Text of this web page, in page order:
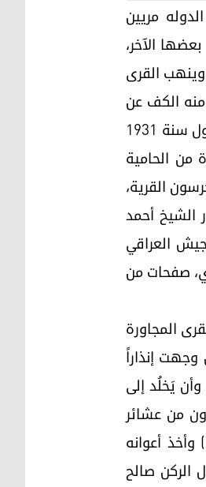
مريين
الآخر،
القرى
منه الكف عن
أعماله التي تخالف النظام وتهدد الأمن ، كان جوابه على ذلك أن باغت قائمقام (الزيبار) وبعض أفراد الشرطة ليلة 7 كانون أول سنة 1931
من الحامية
يحرسون القرية،
الشيخ أحمد
.[ لماذا لم تذكر خسائر الجيش العراقي
صفحات من
المجاورة
إنذاراً
، وأن يَخلُد إلى
من عشائر
( بله ) وأخذ أعوانه
الركن صالح